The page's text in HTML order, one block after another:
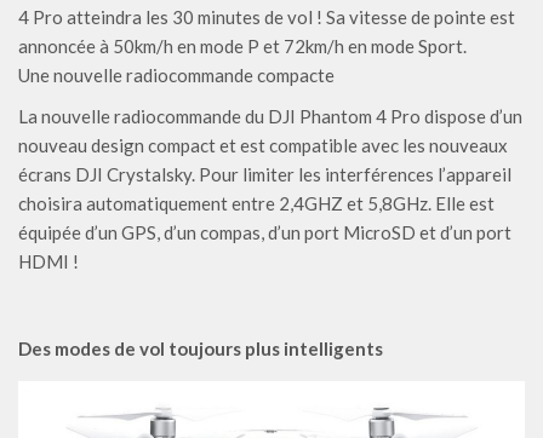
4 Pro atteindra les 30 minutes de vol ! Sa vitesse de pointe est
annoncée à 50km/h en mode P et 72km/h en mode Sport.
Une nouvelle radiocommande compacte
La nouvelle radiocommande du DJI Phantom 4 Pro dispose d’un
nouveau design compact et est compatible avec les nouveaux
écrans DJI Crystalsky. Pour limiter les interférences l’appareil
choisira automatiquement entre 2,4GHZ et 5,8GHz. Elle est
équipée d’un GPS, d’un compas, d’un port MicroSD et d’un port
HDMI !
Des modes de vol toujours plus intelligents